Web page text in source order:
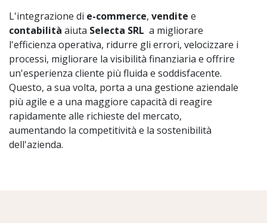
L'integrazione di e-commerce, vendite e
contabilità aiuta Selecta SRL a migliorare
l'efficienza operativa, ridurre gli errori, velocizzare i
processi, migliorare la visibilità finanziaria e offrire
un'esperienza cliente più fluida e soddisfacente.
Questo, a sua volta, porta a una gestione aziendale
più agile e a una maggiore capacità di reagire
rapidamente alle richieste del mercato,
aumentando la competitività e la sostenibilità
dell'azienda.